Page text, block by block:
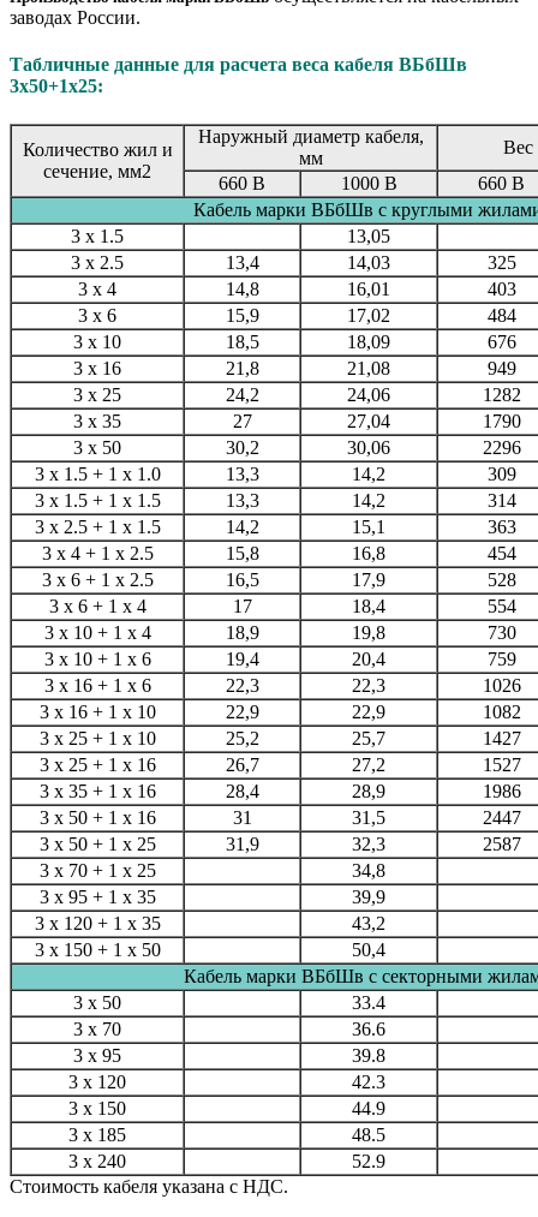
заводах России.
Табличные данные для расчета веса кабеля ВБбШв
3х50+1х25:
Количество жил и
сечение, мм2
Наружный диаметр кабеля,
мм
Вес
660 В
1000 В
660 В
Кабель марки ВБбШв с круглыми
3 x 1.5
13,05
3 x 2.5
13,4 14,03
325
3 x 4
14,8 16,01
403
3 x 6
15,9 17,02
484
3 x 10
18,5 18,09
676
3 x 16
21,8 21,08
949
3 x 25
24,2 24,06
1282
3 x 35
27 27,04
1790
3 x 50
30,2 30,06
2296
3 x 1.5 + 1 x 1.0
13,3 14,2
309
3 x 1.5 + 1 x 1.5
13,3 14,2
314
3 x 2.5 + 1 x 1.5
14,2 15,1
363
3 x 4 + 1 x 2.5
15,8 16,8
454
3 x 6 + 1 x 2.5
16,5 17,9
528
3 x 6 + 1 x 4
17 18,4
554
3 x 10 + 1 x 4
18,9 19,8
730
3 x 10 + 1 x 6
19,4 20,4
759
3 x 16 + 1 x 6
22,3 22,3
1026
3 x 16 + 1 x 10
22,9 22,9
1082
3 x 25 + 1 x 10
25,2 25,7
1427
3 x 25 + 1 x 16
26,7 27,2
1527
3 x 35 + 1 x 16
28,4 28,9
1986
3 x 50 + 1 x 16
31 31,5
2447
3 x 50 + 1 x 25
31,9 32,3
2587
3 х 70 + 1 х 25
34,8
3 х 95 + 1 х 35
39,9
3 х 120 + 1 х 35
43,2
3 х 150 + 1 x 50
50,4
Кабель марки ВБбШв с секторными
3 х 50
33.4
3 х 70
36.6
3 х 95
39.8
3 х 120
42.3
3 х 150
44.9
3 х 185
48.5
3 х 240
52.9
Стоимость кабеля указана с НДС.